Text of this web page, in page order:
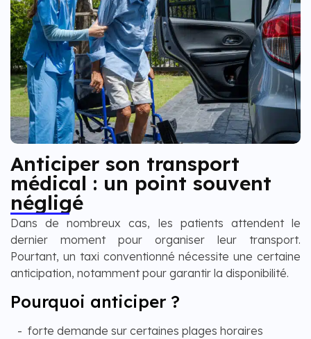
Anticiper son transport
médical : un point souvent
négligé
Dans de nombreux cas, les patients attendent le
dernier moment pour organiser leur transport.
Pourtant, un taxi conventionné nécessite une certaine
anticipation, notamment pour garantir la disponibilité.
Pourquoi anticiper ?
forte demande sur certaines plages horaires